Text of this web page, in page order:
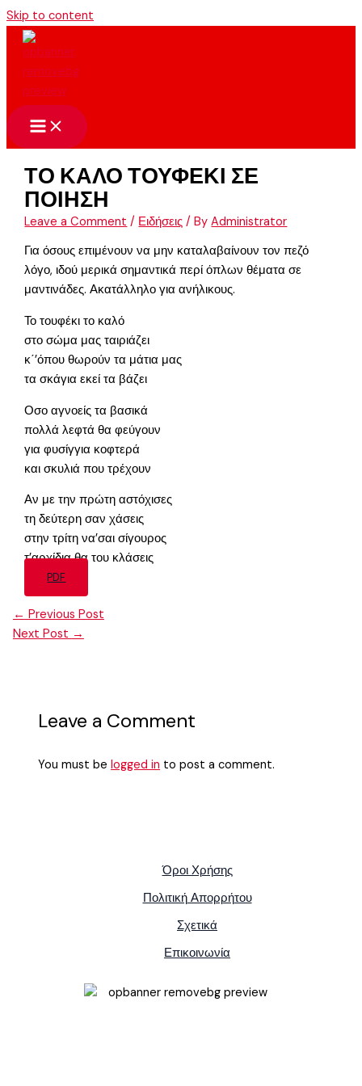
Skip to content
ΤΟ ΚΑΛΟ ΤΟΥΦΕΚΙ ΣΕ
ΠΟΙΗΣΗ
Leave a Comment / Ειδήσεις / ByAdministrator
Για όσους επιμένουν να μην καταλαβαίνουν τον πεζό
λόγο, ιδού μερικά σημαντικά περί όπλων θέματα σε
μαντινάδες. Ακατάλληλο για ανήλικους.
Το τουφέκι το καλό
στο σώμα μας ταιριάζει
κ΄’όπου θωρούν τα μάτια μας
τα σκάγια εκεί τα βάζει
Οσο αγνοείς τα βασικά
πολλά λεφτά θα φεύγουν
για φυσίγγια κοφτερά
και σκυλιά που τρέχουν
Αν με την πρώτη αστόχισες
τη δεύτερη σαν χάσεις
στην τρίτη να’σαι σίγουρος
τ’αρχίδια θα του κλάσεις
PDF
← Previous Post
Next Post →
Leave a Comment
You must belogged in to post a comment.
Όροι Χρήσης
Πολιτική Απορρήτου
Σχετικά
Επικοινωνία